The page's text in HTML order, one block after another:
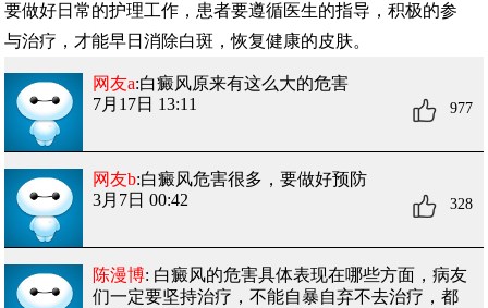
要做好日常的护理工作，患者要遵循医生的指导，积极的参
与治疗，才能早日消除白斑，恢复健康的皮肤。
网友a:白癜风原来有这么大的危害
7月17日 13:11
977
网友b:白癜风危害很多，要做好预防
3月7日 00:42
328
陈漫博: 白癜风的危害具体表现在哪些方面，病友
们一定要坚持治疗，不能自暴自弃不去治疗，都